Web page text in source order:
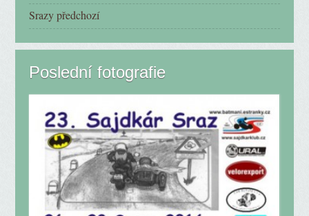
Srazy předchozí
Poslední fotografie